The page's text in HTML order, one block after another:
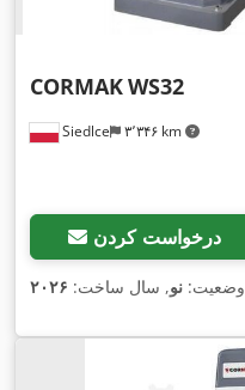
Siedlce ۳٬۳۴۶ km
CORMAKWS32
درخواست کردن
وضعیت: نو, سال ساخت: ۲۰۲۶